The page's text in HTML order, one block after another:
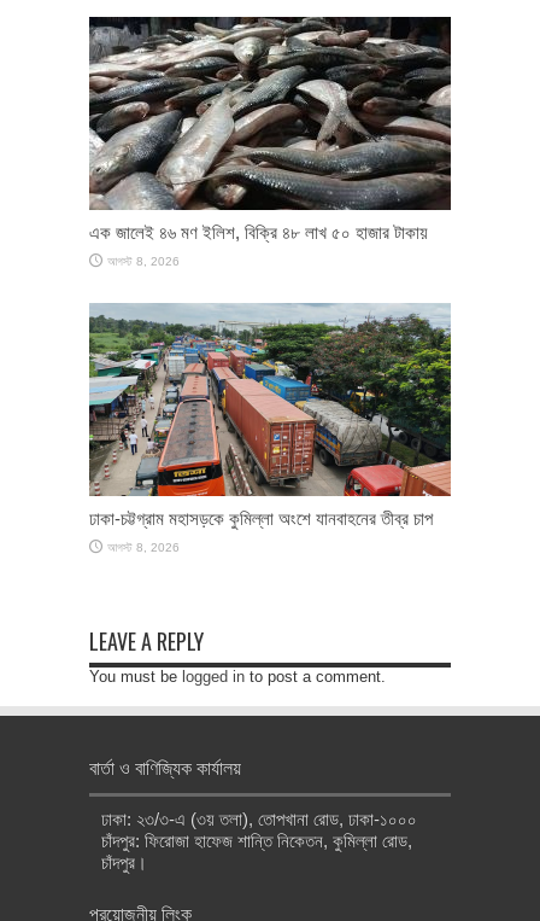
এক জালেই ৪৬ মণ ইলিশ, বিক্রি ৪৮ লাখ ৫০ হাজার টাকায়
আগস্ট 8, 2026
ঢাকা-চট্টগ্রাম মহাসড়কে কুমিল্লা অংশে যানবাহনের তীব্র চাপ
আগস্ট 8, 2026
LEAVE A REPLY
You must be logged in to post a comment.
বার্তা ও বাণিজ্যিক কার্যালয়
ঢাকা: ২৩/৩-এ (৩য় তলা), তোপখানা রোড, ঢাকা-১০০০
চাঁদপুর: ফিরোজা হাফেজ শান্তি নিকেতন, কুমিল্লা রোড,
চাঁদপুর।
প্রয়োজনীয় লিংক